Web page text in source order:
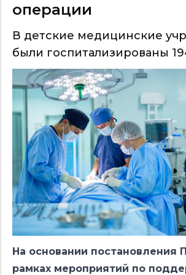
операции
В детские медицинские
были госпитализированы
На основании постановления
рамках мероприятий по